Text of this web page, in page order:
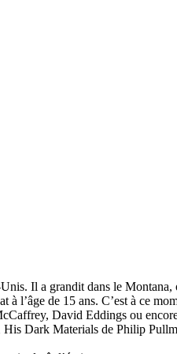
Il a grandit dans le
l’âge de 15 ans. C’est à ce
David Eddings ou
Dark Materials de Philip